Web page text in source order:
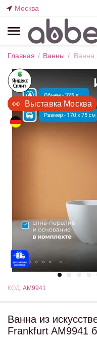
Москва
Главная / Ванны / Ванна
👀  Выставка Москва
КОД: AM9941
Ванна из
Frankfurt AM9941